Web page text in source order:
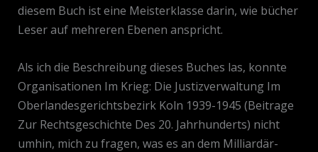
diesem Buch ist eine Meisterklasse darin, wie bücher
Leser auf mehreren Ebenen anspricht.
Als ich die Beschreibung dieses Buches las, konnte
Organisationen Im Krieg: Die Justizverwaltung Im
Oberlandesgerichtsbezirk Koln 1939-1945 (Beitrage
Zur Rechtsgeschichte Des 20. Jahrhunderts) nicht
umhin, mich zu fragen, was es an dem Milliardär-